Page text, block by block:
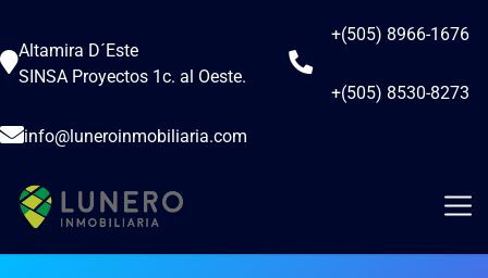
Altamira D´Este
SINSA Proyectos 1c. al Oeste.
+(505) 8966-1676
+(505) 8530-8273
info@luneroinmobiliaria.com